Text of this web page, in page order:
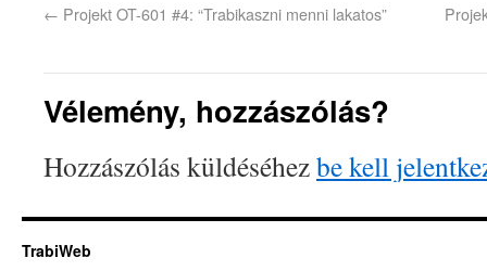
← Projekt OT-601 #4: “Trabikaszni menni lakatos”
Vélemény, hozzászólás?
Hozzászólás küldéséhezbe kell
TrabiWeb